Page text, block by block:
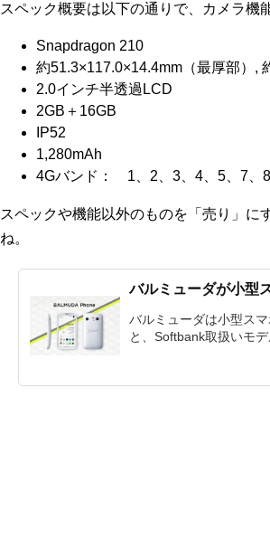
スペック概要は以下の通りで、カメラ機
Snapdragon 210
約51.3×117.0×14.4mm（最厚部）,
2.0インチ半透過LCD
2GB＋16GB
IP52
1,280mAh
4Gバンド： 1、2、3、4、5、7、
スペックや機能以外のものを「売り」に
ね。
バルミューダが小型
バルミューダは小型ス
と、Softbank取扱いモ